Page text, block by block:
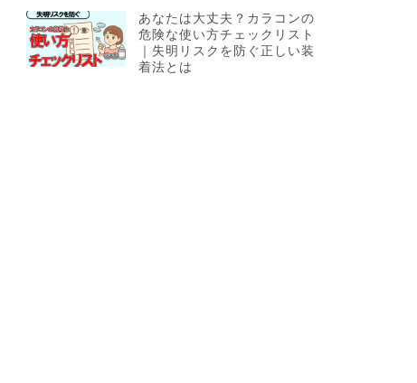
あなたは大丈夫？カラコンの
危険な使い方チェックリスト
｜失明リスクを防ぐ正しい装
着法とは